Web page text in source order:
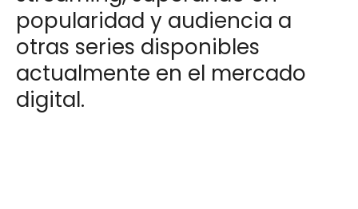
popularidad y audiencia a
otras series disponibles
actualmente en el mercado
digital.